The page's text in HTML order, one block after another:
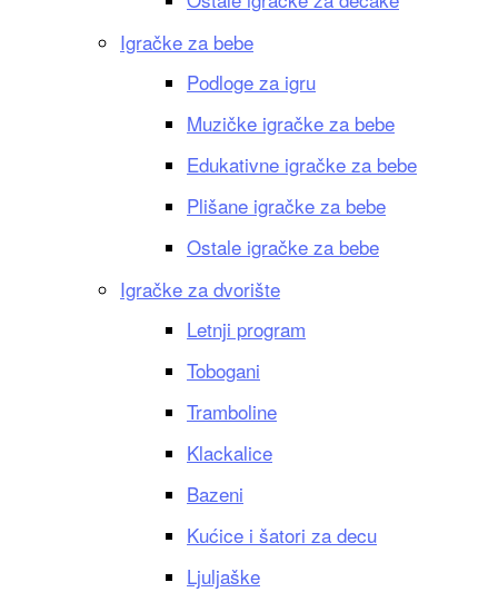
Igračke za bebe
Podloge za igru
Muzičke igračke za bebe
Edukativne igračke za bebe
Plišane igračke za bebe
Ostale igračke za bebe
Igračke za dvorište
Letnji program
Tobogani
Tramboline
Klackalice
Bazeni
Kućice i šatori za decu
Ljuljaške